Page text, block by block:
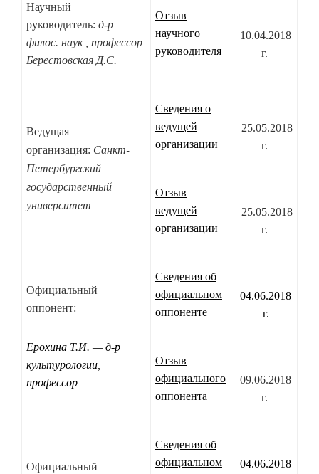
Научный
руководитель: д-р
филос. наук , профессор
Берестовская Д.С.
Отзыв
научного
руководителя
10.04.2018
г.
Ведущая
организация: Санкт-
Петербургский
государственный
университет
Сведения о
ведущей
организации
25.05.2018
г.
Отзыв
ведущей
организации
25.05.2018
г.
Официальный
оппонент:
Ерохина Т.И. — д-р
культурологии,
профессор
Сведения об
официальном
оппоненте
04.06.2018
г.
Отзыв
официального
оппонента
09.06.2018
г.
Официальный
Сведения об
официальном
04.06.2018